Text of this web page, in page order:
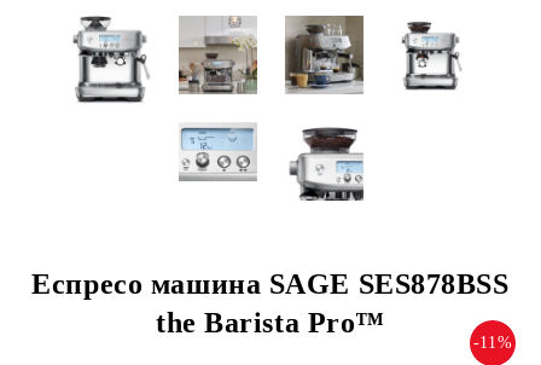
Еспресо машина SAGE SES878BSS
the Barista Pro™
-11%